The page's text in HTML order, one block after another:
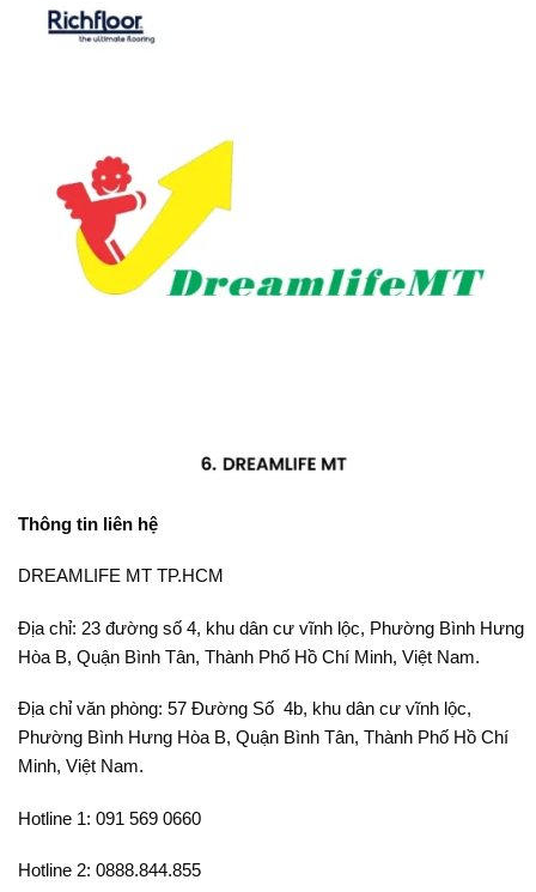
Thông tin liên hệ
DREAMLIFE MT TP.HCM
Địa chỉ: 23 đường số 4, khu dân cư vĩnh lộc, Phường Bình Hưng
Hòa B, Quận Bình Tân, Thành Phố Hồ Chí Minh, Việt Nam.
Địa chỉ văn phòng: 57 Đường Số 4b, khu dân cư vĩnh lộc,
Phường Bình Hưng Hòa B, Quận Bình Tân, Thành Phố Hồ Chí
Minh, Việt Nam.
Hotline 1: 091 569 0660
Hotline 2: 0888.844.855